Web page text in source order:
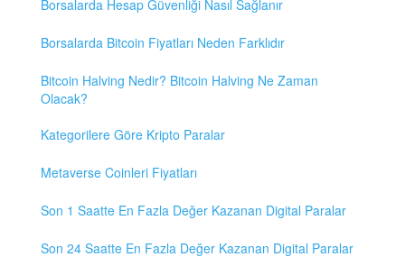
Borsalarda Hesap Güvenliği Nasıl Sağlanır
Borsalarda Bitcoin Fiyatları Neden Farklıdır
Bitcoin Halving Nedir? Bitcoin Halving Ne Zaman
Olacak?
Kategorilere Göre Kripto Paralar
Metaverse Coinleri Fiyatları
Son 1 Saatte En Fazla Değer Kazanan Digital Paralar
Son 24 Saatte En Fazla Değer Kazanan Digital Paralar